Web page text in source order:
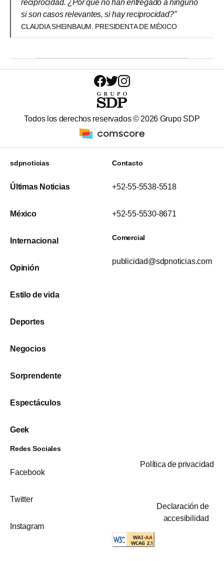
reciprocidad. ¿Por qué no han entregado a ninguno
si son casos relevantes, si hay reciprocidad?”
CLAUDIA SHEINBAUM. PRESIDENTA DE MÉXICO
Todos los derechos reservados © 2026 Grupo SDP
sdpnoticias
Últimas Noticias
México
Internacional
Opinión
Estilo de vida
Deportes
Negocios
Sorprendente
Espectáculos
Geek
Contacto
+52-55-5538-5518
+52-55-5530-8671
Comercial
publicidad@sdpnoticias.com
Redes Sociales
Facebook
Twitter
Instagram
Política de privacidad
Declaración de
accesibilidad